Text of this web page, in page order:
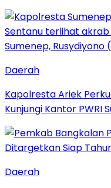
Daerah
Kapolresta Ariek
Kunjungi Kantor PWRI
Daerah